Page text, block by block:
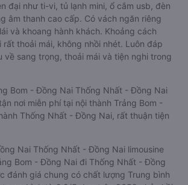
đại như ti-vi, tủ lạnh mini, ổ cắm usb, đèn
âm thanh cao cấp. Có vách ngăn riêng
và khoang hành khách. Khoảng cách
thoải mái, không nhồi nhét. Luôn đáp
về sang trọng, thoải mái và tiện nghi trong
Bom - Đồng Nai Thống Nhất - Đồng Nai
nơi miễn phí tại nội thành Trảng Bom -
Thống Nhất - Đồng Nai, rất thuận tiện
Nai Thống Nhất - Đồng Nai limousine
Bom - Đồng Nai đi Thống Nhất - Đồng
đánh giá chung có chất lượng Trung bình